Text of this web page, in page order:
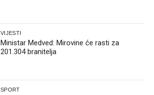
VIJESTI
Ministar Medved: Mirovine će rasti za
201.304 branitelja
SPORT